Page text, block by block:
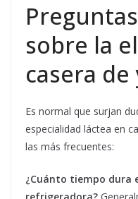
sobre la
casera
Es normal que surjan
especialidad láctea en
las más frecuentes:
¿Cuánto tiempo dura